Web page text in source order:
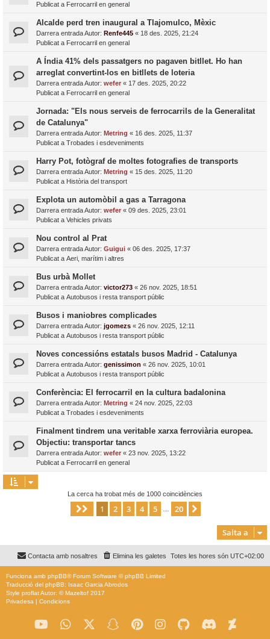
Publicat a Ferrocarril en general
Alcalde perd tren inaugural a Tlajomulco, Mèxic
Darrera entrada Autor: Renfe445 « 18 des. 2025, 21:24
Publicat a Ferrocarril en general
A Índia 41% dels passatgers no pagaven bitllet. Ho han
arreglat convertint-los en bitllets de loteria
Darrera entrada Autor: wefer « 17 des. 2025, 20:22
Publicat a Ferrocarril en general
Jornada: "Els nous serveis de ferrocarrils de la Generalitat
de Catalunya"
Darrera entrada Autor: Metring « 16 des. 2025, 11:37
Publicat a Trobades i esdeveniments
Harry Pot, fotògraf de moltes fotografies de transports
Darrera entrada Autor: Metring « 15 des. 2025, 11:20
Publicat a Història del transport
Explota un automòbil a gas a Tarragona
Darrera entrada Autor: wefer « 09 des. 2025, 23:01
Publicat a Vehicles privats
Nou control al Prat
Darrera entrada Autor: Guigui « 06 des. 2025, 17:37
Publicat a Aeri, marítim i altres
Bus urbà Mollet
Darrera entrada Autor: victor273 « 26 nov. 2025, 18:51
Publicat a Autobusos i resta transport públic
Busos i maniobres complicades
Darrera entrada Autor: jgomezs « 26 nov. 2025, 12:11
Publicat a Autobusos i resta transport públic
Noves concessións estatals busos Madrid - Catalunya
Darrera entrada Autor: genissimon « 26 nov. 2025, 10:01
Publicat a Autobusos i resta transport públic
Conferència: El ferrocarril en la cultura badalonina
Darrera entrada Autor: Metring « 24 nov. 2025, 22:03
Publicat a Trobades i esdeveniments
Finalment tindrem una veritable xarxa ferroviària europea.
Objectiu: transportar tancs
Darrera entrada Autor: wefer « 23 nov. 2025, 13:22
Publicat a Ferrocarril en general
La cerca ha trobat més de 1000 coincidències
Pàgina de 20
1 2 3 4 5 20
Salta a
Totes les hores són UTC+02:00
Elimina les galetes
Contacta amb nosaltres
Funciona amb phpBB® Forum Software © phpBB Limited
Traducció del phpBB: Isaac Garcia Abrodos
Style proflatAutor: ©Mazeltof 2017
Privadesa | Condicions